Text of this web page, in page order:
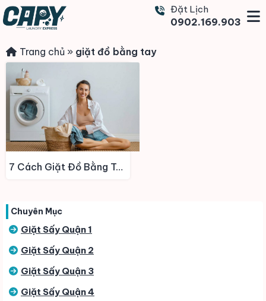
Đặt Lịch
0902.169.903
Trang chủ » giặt đồ bằng tay
7 Cách Giặt Đồ Bằng Tay Hiệu Quả: Những Mẹo Ít Ai Biết Để Quần Áo Luôn Mới
Chuyên Mục
Giặt Sấy Quận 1
Giặt Sấy Quận 2
Giặt Sấy Quận 3
Giặt Sấy Quận 4